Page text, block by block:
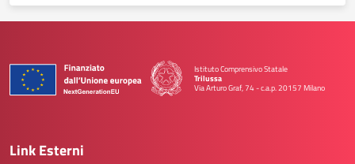
Istituto Comprensivo Statale
Trilussa
Via Arturo Graf, 74 - c.a.p. 20157 Milano
— Visita la pagina iniziale della scuola
Link Esterni